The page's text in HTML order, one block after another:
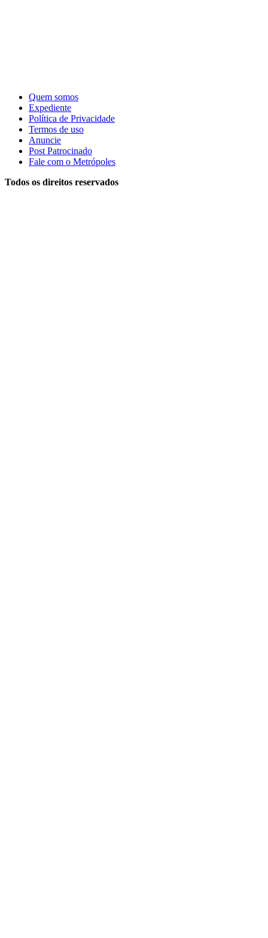
Quem somos
Expediente
Política de Privacidade
Termos de uso
Anuncie
Post Patrocinado
Fale com o Metrópoles
Todos os direitos reservados